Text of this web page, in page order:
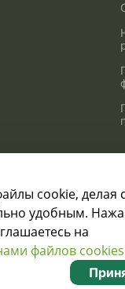
скидках
cookie, делая
удобным.
на
файлов cookies